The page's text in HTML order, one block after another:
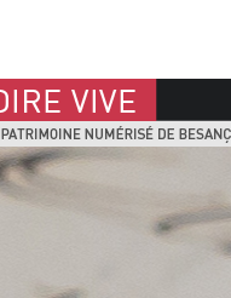
de Besançon